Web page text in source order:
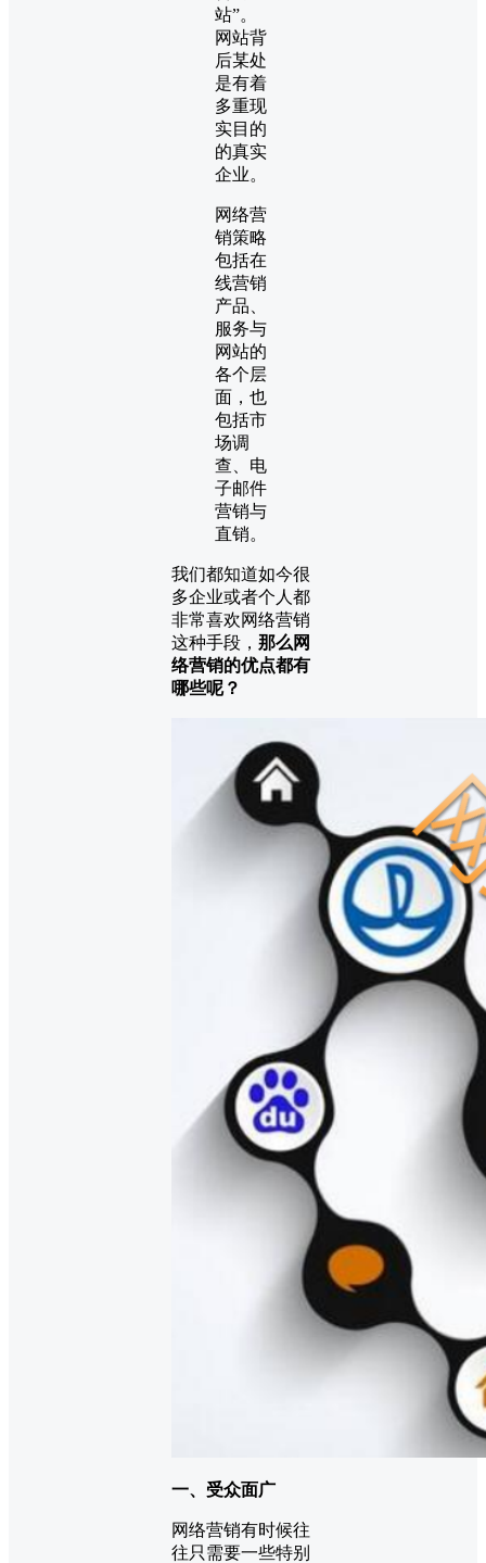
站”。
网站背
后某处
是有着
多重现
实目的
的真实
企业。
网络营
销策略
包括在
线营销
产品、
服务与
网站的
各个层
面，也
包括市
场调
查、电
子邮件
营销与
直销。
我们都知道如今很
多企业或者个人都
非常喜欢网络营销
这种手段， 那么网
络营销的优点都有
哪些呢？
一、受众面广
网络营销有时候往
往只需要一些特别